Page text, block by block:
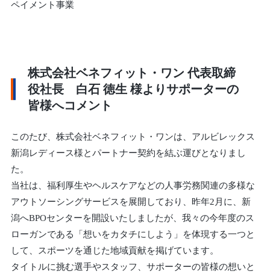
ペイメント事業
株式会社ベネフィット・ワン 代表取締
役社長 白石 徳生 様よりサポーターの
皆様へコメント
このたび、株式会社ベネフィット・ワンは、アルビレックス
新潟レディース様とパートナー契約を結ぶ運びとなりまし
た。
当社は、福利厚生やヘルスケアなどの人事労務関連の多様な
アウトソーシングサービスを展開しており、昨年2月に、新
潟へBPOセンターを開設いたしましたが、我々の今年度のス
ローガンである「想いをカタチにしよう」を体現する一つと
して、スポーツを通じた地域貢献を掲げています。
タイトルに挑む選手やスタッフ、サポーターの皆様の想いと